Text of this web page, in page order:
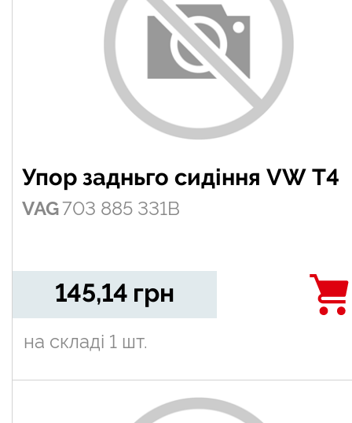
Упор задньго сидіння VW T4
VAG703 885 331B
145,14 грн
на складі 1 шт.